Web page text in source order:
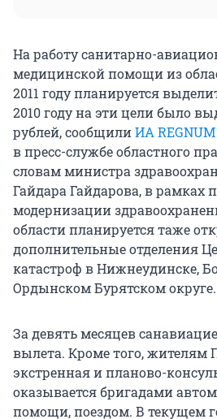
На работу санитарно-
медицинской помощи из
2011 году планируется
2010 году на эти цели было
рублей, сообщилиИА REGNUM
в пресс-службе областного
словам министра
Гайдара Гайдарова, в рамках
модернизации
области планируется таже
дополнительные отделения
катастроф в Нижнеудинске,
Ордынском Бурятском округе.
За девять месяцев
вылета. Кроме того, жителям
экстренная и планово-
оказывается бригадами
помощи, поездом. В текущем